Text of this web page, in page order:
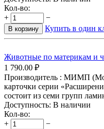
Кол-во:
+
−
В корзину Купить в один
Животные по материкам и
1 790.00 ₽
Производитель : МИМП
карточки серии
состоит из семи групп
Доступность: В наличии
Кол-во:
+
−